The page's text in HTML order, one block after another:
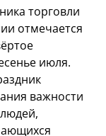
торговли
отмечается
июля.
важности